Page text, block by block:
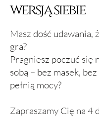
wersją siebie
Masz dość udawania,
gra?
Pragniesz poczuć się
sobą – bez masek,
pełnią mocy?
Zapraszamy Cię na 4